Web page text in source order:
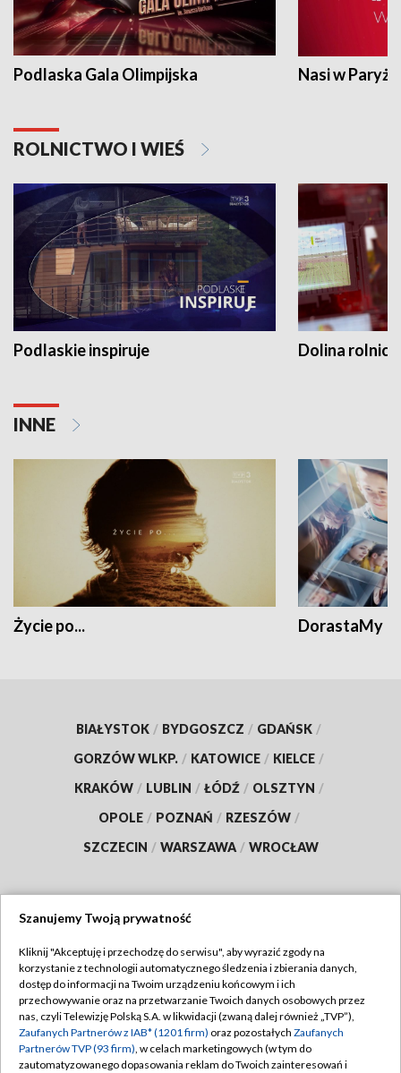
Podlaska Gala Olimpijska Nasi w Paryżu
ROLNICTWO I WIEŚ
Podlaskie inspiruje Dolina
INNE
Życie po... DorastaMy
BIAŁYSTOK / BYDGOSZCZ / GDAŃSK /
GORZÓW WLKP. / KATOWICE / KIELCE /
KRAKÓW / LUBLIN / ŁÓDŹ / OLSZTYN /
OPOLE / POZNAŃ / RZESZÓW /
SZCZECIN / WARSZAWA / WROCŁAW
TVP
Abonament TVP
Emisja w TVP
Centrum informacji TVP
Regulamin TVP
Polityka prywatności
Moje zgody
Szanujemy Twoją prywatność
Kliknij "Akceptuję i przechodzę do serwisu", aby wyrazić zgody na
korzystanie z technologii automatycznego śledzenia i zbierania danych,
dostęp do informacji na Twoim urządzeniu końcowym i ich
przechowywanie oraz na przetwarzanie Twoich danych osobowych przez
nas, czyli Telewizję Polską S.A. w likwidacji (zwaną dalej również „TVP”),
Zaufanych Partnerów z IAB* (1201 firm) oraz pozostałych Zaufanych
Partnerów TVP (93 firm), w celach marketingowych (w tym do
zautomatyzowanego dopasowania reklam do Twoich zainteresowań i